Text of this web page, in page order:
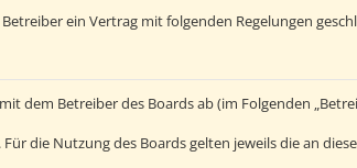
ein Vertrag mit folgenden Regelungen
dem Betreiber des Boards ab (im Folgenden
die Nutzung des Boards gelten jeweils die an